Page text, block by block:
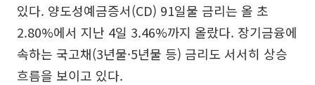
있다. 양도성예금증서(CD) 91일물 금리는 올 초
2.80%에서 지난 4일 3.46%까지 올랐다. 장기금융에
속하는 국고채(3년물·5년물 등) 금리도 서서히 상승
흐름을 보이고 있다.